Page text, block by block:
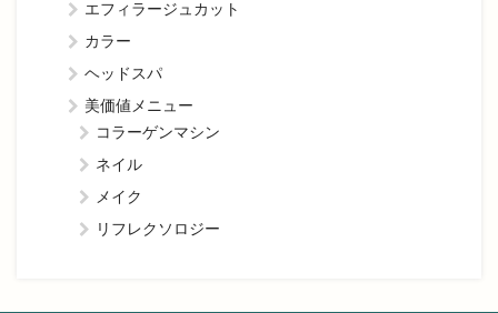
エフィラージュカット
カラー
ヘッドスパ
美価値メニュー
コラーゲンマシン
ネイル
メイク
リフレクソロジー